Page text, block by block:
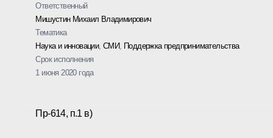
Ответственный
Мишустин Михаил Владимирович
Тематика
Наука и инновации,СМИ, Поддержка предпринимательства
Срок исполнения
1 июня 2020 года
Пр-614, п.1 в)